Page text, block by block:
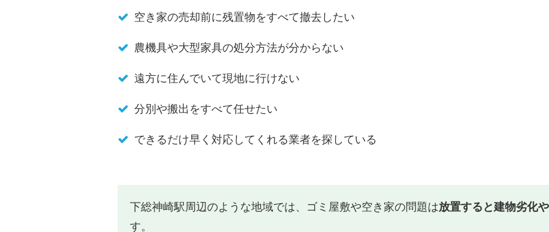
空き家の売却前に残置物をすべて撤去したい
農機具や大型家具の処分方法が分からない
遠方に住んでいて現地に行けない
分別や搬出をすべて任せたい
できるだけ早く対応してくれる業者を探している
下総神崎駅周辺のような地域では、ゴミ屋敷や空き家の問題は放置すると建物劣化
す。